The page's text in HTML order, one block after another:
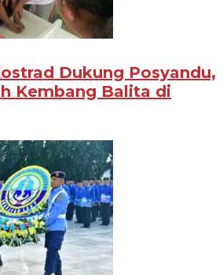
Dukung Posyandu,
Kembang Balita di